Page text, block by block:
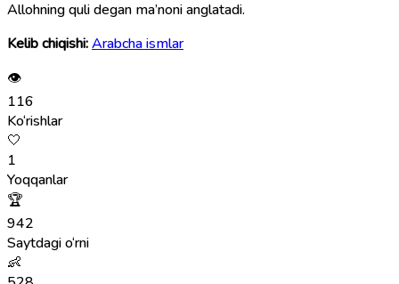
Allohning quli degan ma’noni anglatadi.
Kelib chiqishi:Arabcha ismlar
👁
116
Ko‘rishlar
🤍
1
Yoqqanlar
🏆
942
Saytdagi o‘rni
👶